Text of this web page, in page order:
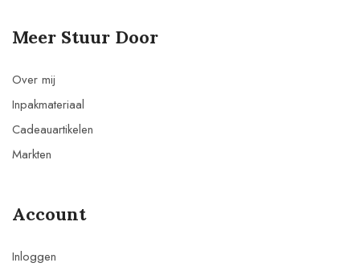
Meer Stuur Door
Over mij
Inpakmateriaal
Cadeauartikelen
Markten
Account
Inloggen